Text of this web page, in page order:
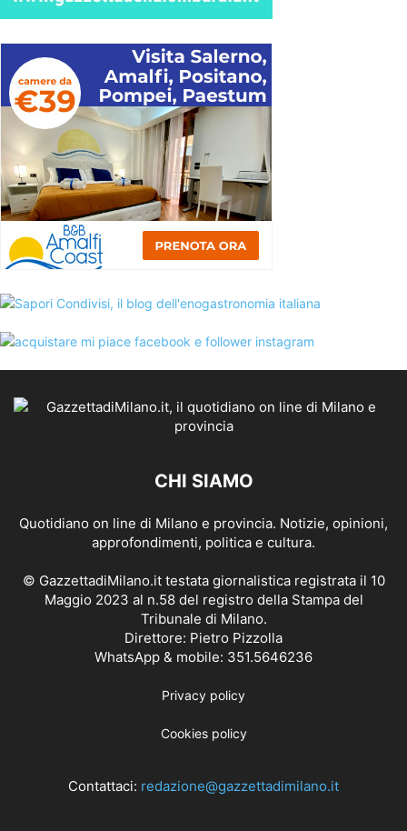
CHI SIAMO
Quotidiano on line di Milano e provincia. Notizie, opinioni,
approfondimenti, politica e cultura.
© GazzettadiMilano.it testata giornalistica registrata il 10
Maggio 2023 al n.58 del registro della Stampa del
Tribunale di Milano.
Direttore: Pietro Pizzolla
WhatsApp & mobile: 351.5646236
Privacy policy
Cookies policy
Contattaci: redazione@gazzettadimilano.it